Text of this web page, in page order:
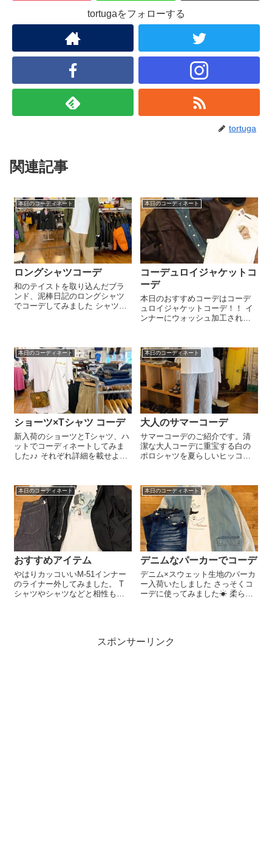
tortugaをフォローする
tortuga
関連記事
本日のコーディネート
ロングシャツコーデ
和のテイストを取り込んだブラ
ンド、泥棒日記のロングシャツ
でコーデしてみました シャツと
ネックロンＴ。 気になる...
本日のコーディネート
コーデュロイジャケットコ
ーデ
本日のおすすめコーデはコーデ
ュロイジャケットコーデ！！ イ
ンナーにウォッシュ加工された
パンツを選んでみました。 秋冬
らしい落ち着いた大人の休日コ
ーデです。 1点でも気になるアイ
テムござ...
本日のコーディネート
ショーツ×Tシャツ コーデ
新入荷のショーツとTシャツ、ハ
ットでコーディネートしてみま
した♪♪ それぞれ詳細を載せよう
です！ 夏アイテム続々入荷中☀︎
ぜひご来店ください☺︎︎︎︎ ●Tシャツ
￥5,390-●リッ...
本日のコーディネート
大人のサマーコーデ
サマーコーデのご紹介です。清
潔な大人コーデに重宝する白の
ポロシャツを夏らしいヒッコリ
Lauren ポロシャツ ¥¥7,590-◇ヒ
ッコリーパンツ ¥4,950-◇ストロ
ーハッ...
本日のコーディネート
おすすめアイテム
やはりカッコいいM-51インナー
のライナー外してみました。 T
シャツやシャツなどと相性もバ
本日のコーディネート
デニムなパーカーでコーデ
デニム×スウェット生地のパーカ
ー入荷いたしました さっそくコ
ーデに使ってみました☀︎ 柔らか
す‍♂️￥8,900+tax.size.M その...
スポンサーリンク